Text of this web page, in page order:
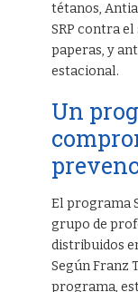
tétanos,
SRP contra
paperas, y
estacional.
Un
El programa
grupo de
distribuidos
Según Franz
programa,